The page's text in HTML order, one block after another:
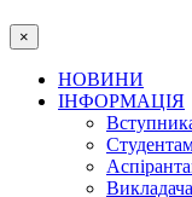
×
НОВИНИ
ІНФОРМАЦІЯ